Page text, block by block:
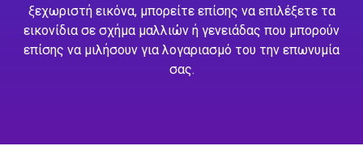
ξεχωριστή εικόνα, μπορείτε επίσης να επιλέξετε τα
εικονίδια σε σχήμα μαλλιών ή γενειάδας που μπορούν
επίσης να μιλήσουν για λογαριασμό του την επωνυμία
σας.